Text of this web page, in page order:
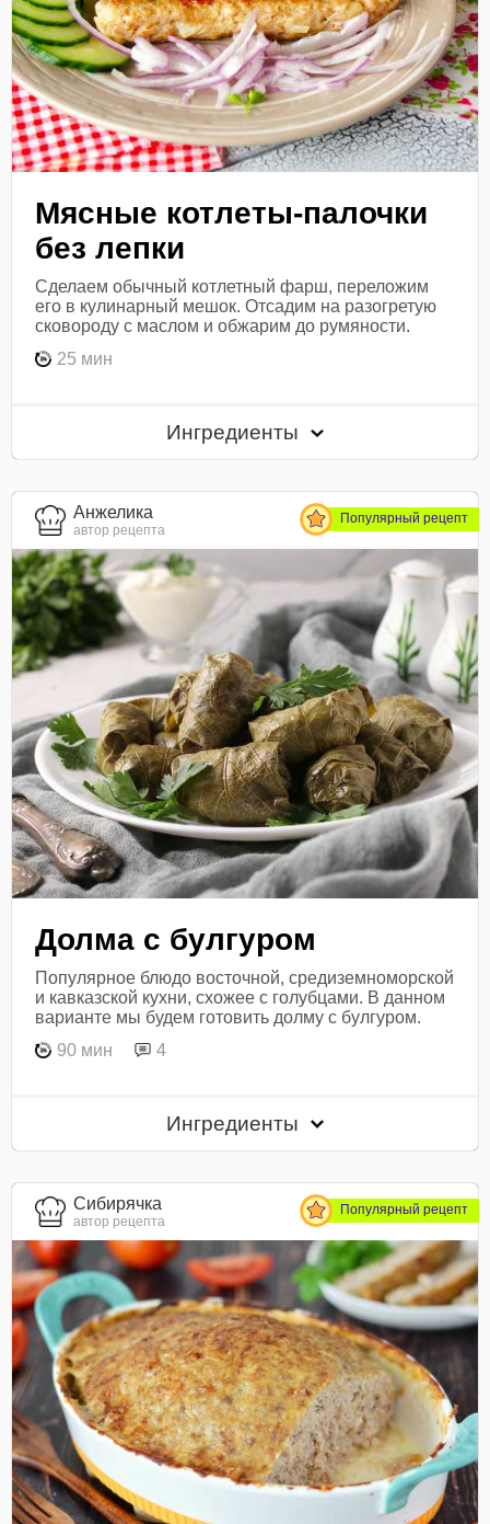
Мясные котлеты-палочки
без лепки
Сделаем обычный котлетный фарш, переложим
его в кулинарный мешок. Отсадим на разогретую
сковороду с маслом и обжарим до румяности.
25 мин
Ингредиенты
Анжелика
автор рецепта
Популярный рецепт
Долма с булгуром
Популярное блюдо восточной, средиземноморской
и кавказской кухни, схожее с голубцами. В данном
варианте мы будем готовить долму с булгуром.
90 мин
4
Ингредиенты
Сибирячка
автор рецепта
Популярный рецепт